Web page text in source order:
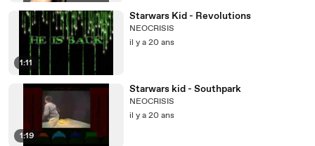
1:11
Starwars Kid - Revolutions
NEOCRISIS
il y a 20 ans
1:19
Starwars kid - Southpark
NEOCRISIS
il y a 20 ans